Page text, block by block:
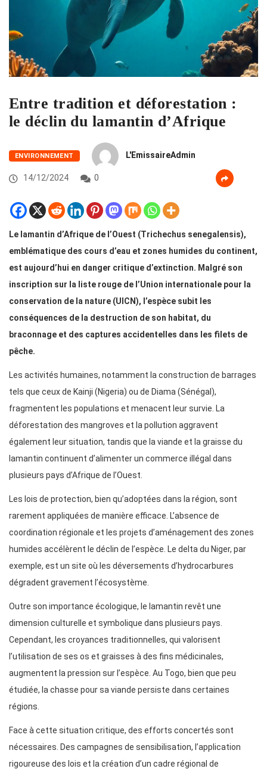
Entre tradition et déforestation :
le déclin du lamantin d’Afrique
ENVIRONNEMENT L'EmissaireAdmin
14/12/2024 0
Le lamantin d’Afrique de l’Ouest (Trichechus senegalensis),
emblématique des cours d’eau et zones humides du continent,
est aujourd’hui en danger critique d’extinction. Malgré son
inscription sur la liste rouge de l’Union internationale pour la
conservation de la nature (UICN), l’espèce subit les
conséquences de la destruction de son habitat, du
braconnage et des captures accidentelles dans les filets de
pêche.
Les activités humaines, notamment la construction de barrages
tels que ceux de Kainji (Nigeria) ou de Diama (Sénégal),
fragmentent les populations et menacent leur survie. La
déforestation des mangroves et la pollution aggravent
également leur situation, tandis que la viande et la graisse du
lamantin continuent d’alimenter un commerce illégal dans
plusieurs pays d’Afrique de l’Ouest.
Les lois de protection, bien qu’adoptées dans la région, sont
rarement appliquées de manière efficace. L’absence de
coordination régionale et les projets d’aménagement des zones
humides accélèrent le déclin de l’espèce. Le delta du Niger, par
exemple, est un site où les déversements d’hydrocarbures
dégradent gravement l’écosystème.
Outre son importance écologique, le lamantin revêt une
dimension culturelle et symbolique dans plusieurs pays.
Cependant, les croyances traditionnelles, qui valorisent
l’utilisation de ses os et graisses à des fins médicinales,
augmentent la pression sur l’espèce. Au Togo, bien que peu
étudiée, la chasse pour sa viande persiste dans certaines
régions.
Face à cette situation critique, des efforts concertés sont
nécessaires. Des campagnes de sensibilisation, l’application
rigoureuse des lois et la création d’un cadre régional de